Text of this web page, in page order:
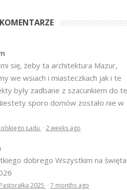
się, żeby ta architektura Mazur,
we wsiach i miasteczkach jak i te
były zadbane z szacunkiem do
sporo domów zostało nie w
Ładu · 2 weeks ago
dobrego Wszystkim na
2025 · 7 months ago